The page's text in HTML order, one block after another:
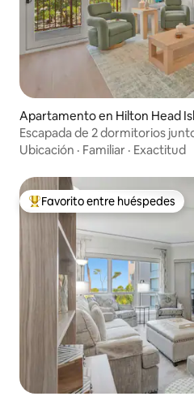
Apartamento en Hilton Head
Escapada de 2 dormitorios
Ubicación · Familiar · Exactitud
Favorito entre huéspedes
Favorito entre huéspedes